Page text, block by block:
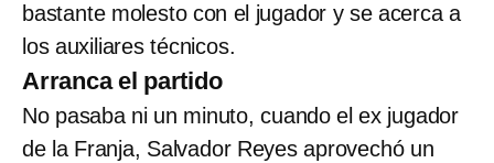
bastante molesto con el jugador y se acerca a
los auxiliares técnicos.
Arranca el partido
No pasaba ni un minuto, cuando el ex jugador
de la Franja, Salvador Reyes aprovechó un